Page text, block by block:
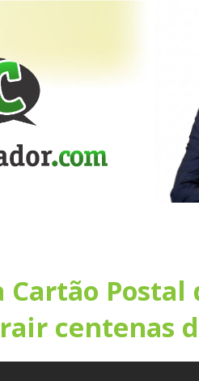
Cartão Postal
centenas